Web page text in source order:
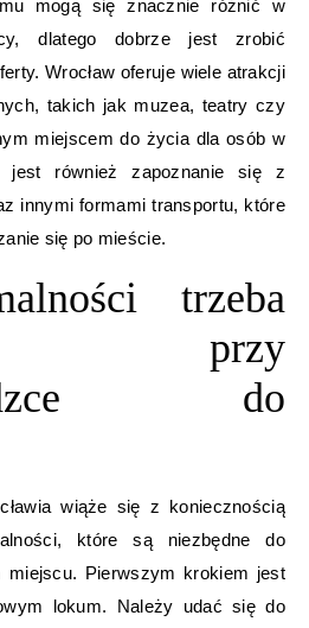
mogą się znacznie różnić w
dlatego dobrze jest zrobić
Wrocław oferuje wiele atrakcji
takich jak muzea, teatry czy
miejscem do życia dla osób w
jest również zapoznanie się z
innymi formami transportu, które
się po mieście.
trzeba
przy
do
wiąże się z koniecznością
które są niezbędne do
miejscu. Pierwszym krokiem jest
lokum. Należy udać się do